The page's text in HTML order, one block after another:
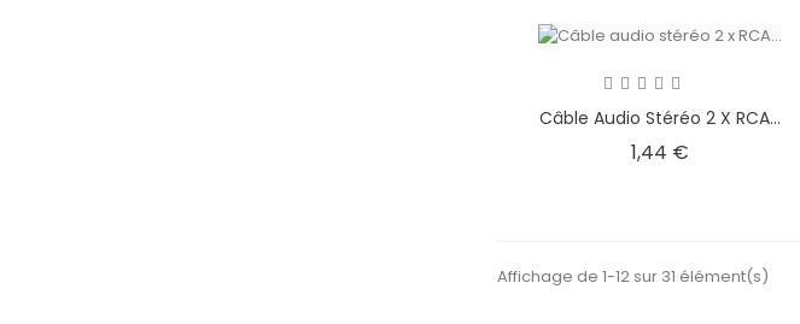
Câble Audio Stéréo 2 X RCA...
1,44 €Prix
Affichage de 1-12 sur 31 élément(s)